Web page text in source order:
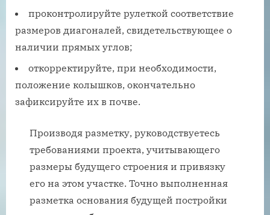
проконтролируйте рулеткой соответствие
размеров диагоналей, свидетельствующее о
наличии прямых углов;
откорректируйте, при необходимости,
положение колышков, окончательно
зафиксируйте их в почве.
Производя разметку, руководствуетесь
требованиями проекта, учитывающего
размеры будущего строения и привязку
его на этом участке. Точно выполненная
разметка основания будущей постройки